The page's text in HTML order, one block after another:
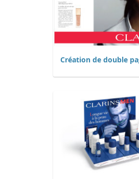
Création de double